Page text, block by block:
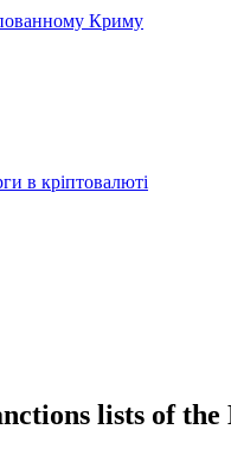
Криму
в кріптовалюті
lists of